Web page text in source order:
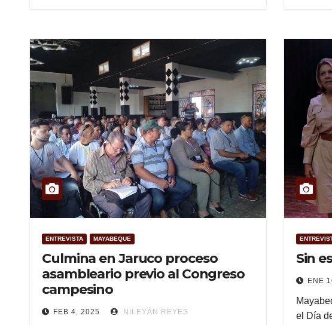
ENTREVISTA MAYABEQUE
Culmina en Jaruco proceso
asambleario previo al Congreso
campesino
FEB 4, 2025 NILEYÁN REYES
Sin
ENE
el Día